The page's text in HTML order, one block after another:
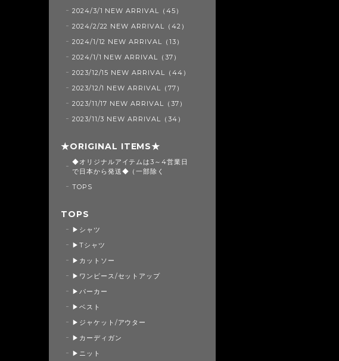
2024/3/1 NEW ARRIVAL（45）
2024/2/22 NEW ARRIVAL（42）
2024/1/12 NEW ARRIVAL（13）
2024/1/1 NEW ARRIVAL（37）
2023/12/15 NEW ARRIVAL（44）
2023/12/1 NEW ARRIVAL（77）
2023/11/17 NEW ARRIVAL（37）
2023/11/3 NEW ARRIVAL（34）
★ORIGINAL ITEMS★
◆オリジナルアイテムは3～4営業日
で日本から発送◆（一部除く
TOPS
TOPS
▶シャツ
▶Tシャツ
▶カットソー
▶ワンピース/セットアップ
▶パーカー
▶ベスト
▶ジャケット/アウター
▶カーディガン
▶ニット